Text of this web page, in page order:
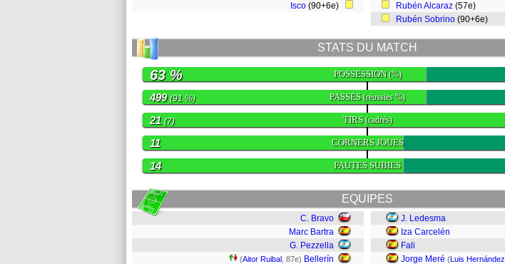
Isco (90+6e)
Rubén Alcaraz (57e)
Rubén Sobrino (90+6e)
STATS DU MATCH
POSSESSION(%)
63 %
PASSES(réussies %)
499(91 %)
TIRS(cadrés)
21 (7)
CORNERS JOUES
11
FAUTES SUBIES
14
EQUIPES
C. Bravo
Marc Bartra
G. Pezzella
(Aitor Ruibal , 87e) Bellerín
J. Ledesma
Iza Carcelén
Fali
Jorge Meré (Luis Hernández